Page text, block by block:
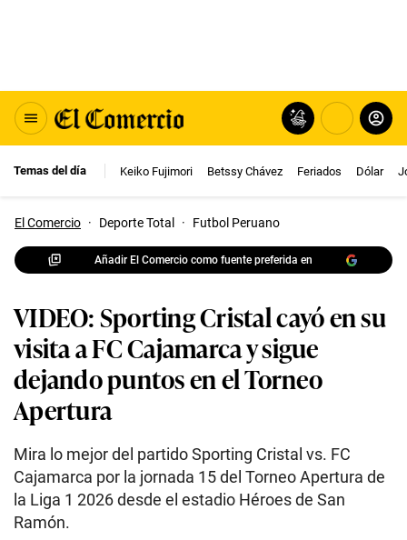
Temas del día Keiko Fujimori Betssy Chávez Feriados Dólar
El Comercio · Deporte Total · Futbol Peruano
Añadir El Comercio como fuente preferida en
VIDEO: Sporting Cristal cayó en su
visita a FC Cajamarca y sigue
dejando puntos en el Torneo
Apertura
Mira lo mejor del partido Sporting Cristal vs. FC
Cajamarca por la jornada 15 del Torneo Apertura de
la Liga 1 2026 desde el estadio Héroes de San
Ramón.